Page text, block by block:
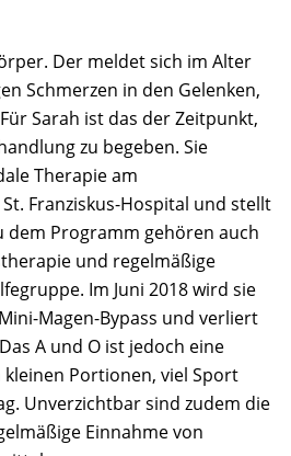
Der meldet sich im Alter
Schmerzen in den Gelenken,
Sarah ist das der Zeitpunkt,
zu begeben. Sie
Therapie am
Franziskus-Hospital und stellt
dem Programm gehören auch
und regelmäßige
Im Juni 2018 wird sie
Magen-Bypass und verliert
A und O ist jedoch eine
Portionen, viel Sport
Unverzichtbar sind zudem die
Einnahme von